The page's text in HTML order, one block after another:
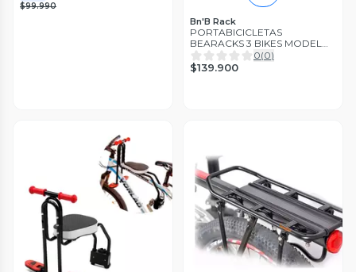
$99.990
Bn'B Rack
PORTABICICLETAS
BEARACKS 3 BIKES MODELO
TRANSFORMER.
0(0)
$139.900